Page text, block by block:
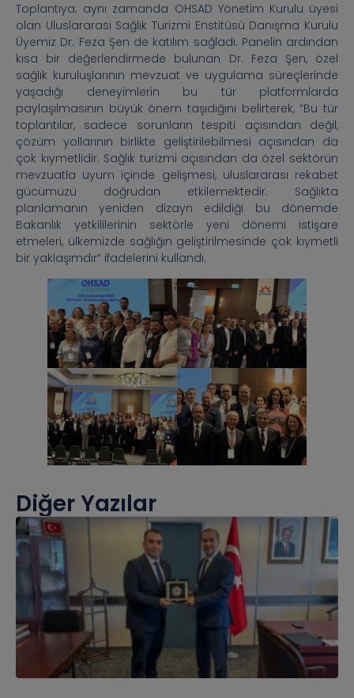
Toplantıya; aynı zamanda OHSAD Yönetim Kurulu üyesi
olan Uluslararası Sağlık Turizmi Enstitüsü Danışma Kurulu
Üyemiz Dr. Feza Şen de katılım sağladı. Panelin ardından
kısa bir değerlendirmede bulunan Dr. Feza Şen, özel
sağlık kuruluşlarının mevzuat ve uygulama süreçlerinde
yaşadığı deneyimlerin bu tür platformlarda
paylaşılmasının büyük önem taşıdığını belirterek, “Bu tür
toplantılar, sadece sorunların tespiti açısından değil,
çözüm yollarının birlikte geliştirilebilmesi açısından da
çok kıymetlidir. Sağlık turizmi açısından da özel sektörün
mevzuatla uyum içinde gelişmesi, uluslararası rekabet
gücümüzü doğrudan etkilemektedir. Sağlıkta
planlamanın yeniden dizayn edildiği bu dönemde
Bakanlık yetkililerinin sektörle yeni dönemi istişare
etmeleri, ülkemizde sağlığın geliştirilmesinde çok kıymetli
bir yaklaşımdır” ifadelerini kullandı.
Diğer Yazılar